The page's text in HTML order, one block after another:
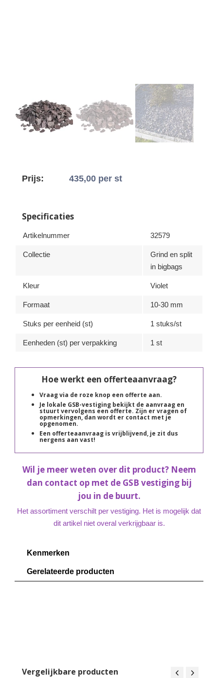
Prijs: 435,00 per st
Specificaties
Artikelnummer 32579
Collectie
Grind en split
in bigbags
Kleur Violet
Formaat 10-30 mm
Stuks per eenheid (st) 1 stuks/st
Eenheden (st) per verpakking 1 st
Hoe werkt een offerteaanvraag?
Vraag via de roze knop een offerte aan.
Je lokale GSB-vestiging bekijkt de aanvraag en
stuurt vervolgens een offerte. Zijn er vragen of
opmerkingen, dan wordt er contact met je
opgenomen.
Een offerteaanvraag is vrijblijvend, je zit dus
nergens aan vast!
Wil je meer weten over dit product? Neem
dan contact op met de GSB vestiging bij
jou in de buurt.
Het assortiment verschilt per vestiging. Het is mogelijk dat
dit artikel niet overal verkrijgbaar is.
Kenmerken
Gerelateerde producten
Vergelijkbare producten